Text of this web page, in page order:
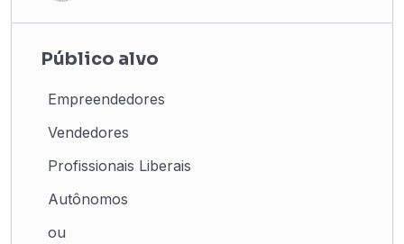
Público alvo
Empreendedores
Vendedores
Profissionais Liberais
Autônomos
ou